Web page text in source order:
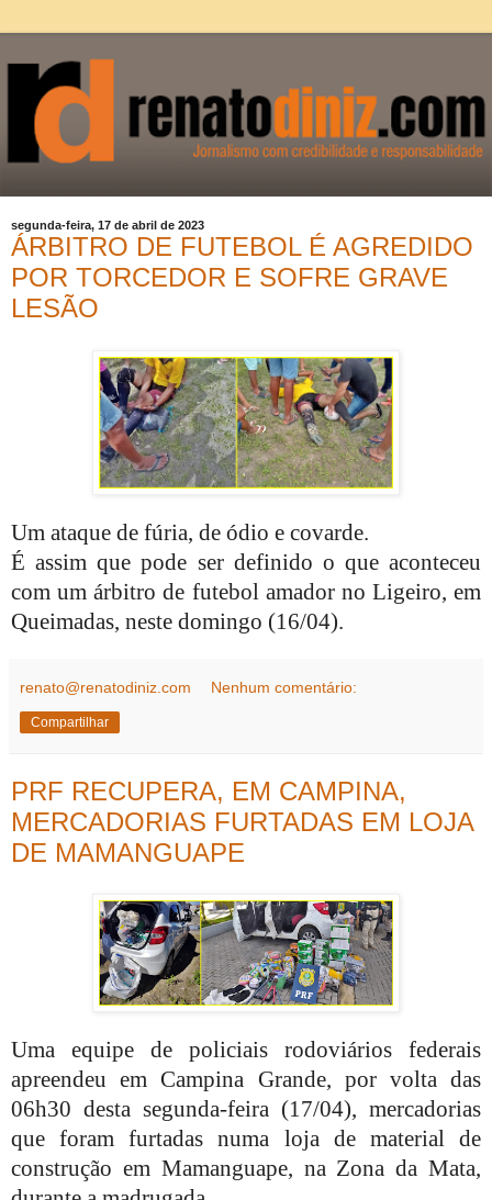
segunda-feira, 17 de abril de 2023
ÁRBITRO DE FUTEBOL É AGREDIDO
POR TORCEDOR E SOFRE GRAVE
LESÃO
Um ataque de fúria, de ódio e covarde.
É assim que pode ser definido o que aconteceu
com um árbitro de futebol amador no Ligeiro, em
Queimadas, neste domingo (16/04).
renato@renatodiniz.com Nenhum comentário:
Compartilhar
PRF RECUPERA, EM CAMPINA,
MERCADORIAS FURTADAS EM LOJA
DE MAMANGUAPE
Uma equipe de policiais rodoviários federais
apreendeu em Campina Grande, por volta das
06h30 desta segunda-feira (17/04), mercadorias
que foram furtadas numa loja de material de
construção em Mamanguape, na Zona da Mata,